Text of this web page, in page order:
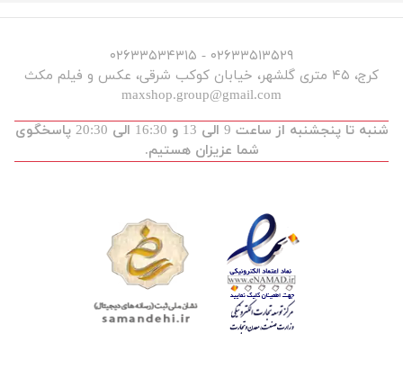
۰۲۶۳۳۵۱۳۵۲۹ - ۰۲۶۳۳۵۳۴۳۱۵
کرج، ۴۵ متری گلشهر، خیابان کوکب شرقی، عکس و فیلم مکث
maxshop.group@gmail.com
شنبه تا پنجشنبه از ساعت 9 الی 13 و 16:30 الی 20:30 پاسخگوی
شما عزیزان هستیم.